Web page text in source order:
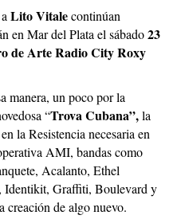
Lito Vitalecontinúan
en Mar del Plata el sábado23
de Arte Radio City Roxy
manera, un poco por la
“Trova Cubana”,la
la Resistencia necesaria en
AMI, bandas como
Acalanto, Ethel
Identikit, Graffiti, Boulevard y
creación de algo nuevo.